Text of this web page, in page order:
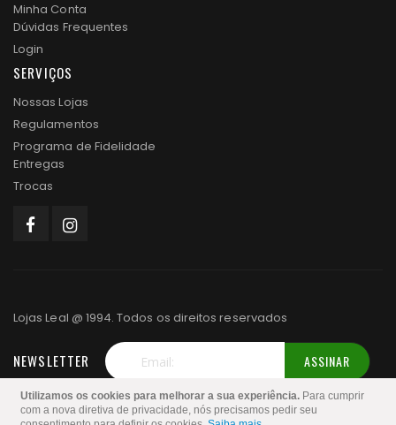
Utilizamos os cookies para melhorar a sua experiência. Para cumprir
com a nova diretiva de privacidade, nós precisamos pedir seu
Minha Conta
Dúvidas Frequentes
Login
SERVIÇOS
Nossas Lojas
Regulamentos
Programa de Fidelidade
Entregas
Trocas
Lojas Leal @ 1994. Todos os direitos reservados
NEWSLETTER
Inscreva-
se
ASSINAR